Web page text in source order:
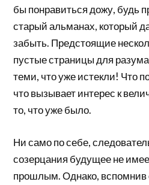
бы понравиться дожу, будь
старый альманах, который
забыть. Предстоящие
пустые страницы для
теми, что уже истекли! Что
что вызывает интерес к
то, что уже было.
Ни само по себе,
созерцания будущее не
прошлым. Однако,